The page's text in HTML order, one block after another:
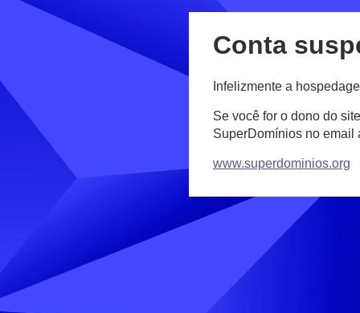
Conta
Infelizmente a
Se você for o dono do
SuperDomínios no email
www.superdominios.org